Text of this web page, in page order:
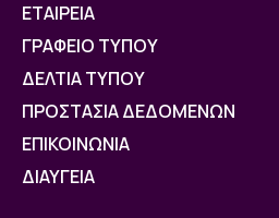
ΕΤΑΙΡΕΙΑ
ΓΡΑΦΕΙΟ ΤΥΠΟΥ
ΔΕΛΤΙΑ ΤΥΠΟΥ
ΠΡΟΣΤΑΣΙΑ ΔΕΔΟΜΕΝΩΝ
ΕΠΙΚΟΙΝΩΝΙΑ
ΔΙΑΥΓΕΙΑ